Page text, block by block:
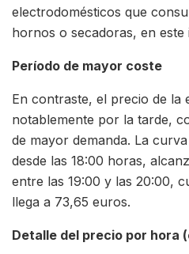
electrodomésticos que
hornos o secadoras, en este
Período de mayor coste
En contraste, el precio de la
notablemente por la tarde,
de mayor demanda. La
desde las 18:00 horas,
entre las 19:00 y las 20:00,
llega a 73,65 euros.
Detalle del precio por hora